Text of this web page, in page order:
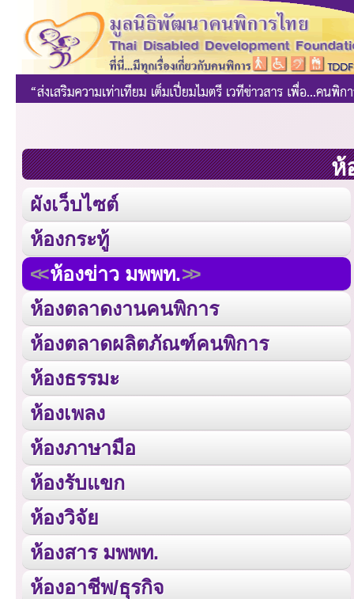
ห้
ผังเว็บไซต์
ห้องกระทู้
ห้องข่าว มพพท.
ห้องตลาดงานคนพิการ
ห้องตลาดผลิตภัณฑ์คนพิการ
ห้องธรรมะ
ห้องเพลง
ห้องภาษามือ
ห้องรับแขก
ห้องวิจัย
ห้องสาร มพพท.
ห้องอาชีพ/ธุรกิจ